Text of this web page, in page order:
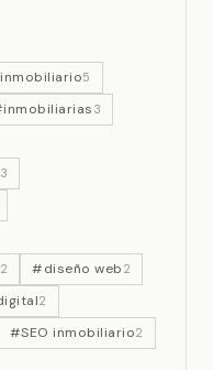
5
3
3
2 #diseño web 2
2
#SEO inmobiliario2